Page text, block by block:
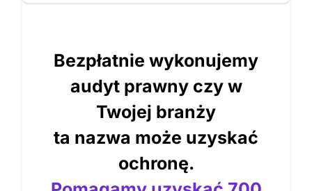
Bezpłatnie wykonujemy
audyt prawny czy w
Twojej branży
ta nazwa może uzyskać
ochronę.